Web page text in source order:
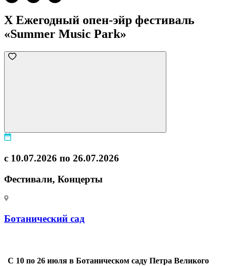
X Ежегодный опен-эйр фестиваль
«Summer Music Park»
с 10.07.2026 по 26.07.2026
Фестивали, Концерты
Ботанический сад
С 10 по 26 июля в Ботаническом саду Петра Великого